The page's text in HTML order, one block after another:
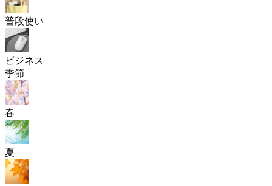
普段使い
ビジネス
季節
春
夏